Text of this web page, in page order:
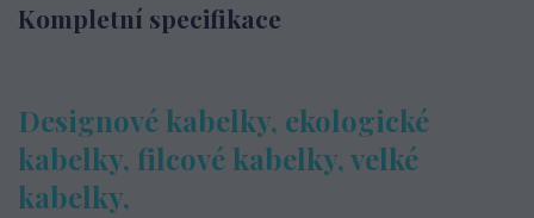
Kompletní specifikace
Designové kabelky, ekologické
kabelky, filcové kabelky, velké
kabelky,